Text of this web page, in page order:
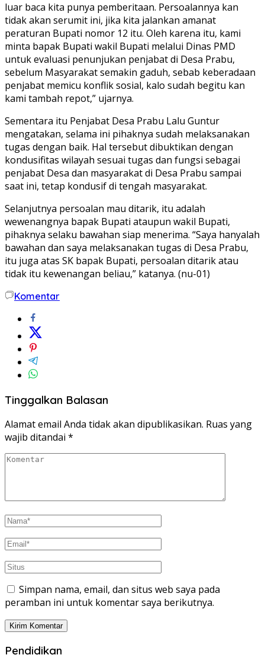
luar baca kita punya pemberitaan. Persoalannya kan
tidak akan serumit ini, jika kita jalankan amanat
peraturan Bupati nomor 12 itu. Oleh karena itu, kami
minta bapak Bupati wakil Bupati melalui Dinas PMD
untuk evaluasi penunjukan penjabat di Desa Prabu,
sebelum Masyarakat semakin gaduh, sebab keberadaan
penjabat memicu konflik sosial, kalo sudah begitu kan
kami tambah repot,” ujarnya.
Sementara itu Penjabat Desa Prabu Lalu Guntur
mengatakan, selama ini pihaknya sudah melaksanakan
tugas dengan baik. Hal tersebut dibuktikan dengan
kondusifitas wilayah sesuai tugas dan fungsi sebagai
penjabat Desa dan masyarakat di Desa Prabu sampai
saat ini, tetap kondusif di tengah masyarakat.
Selanjutnya persoalan mau ditarik, itu adalah
wewenangnya bapak Bupati ataupun wakil Bupati,
pihaknya selaku bawahan siap menerima. “Saya hanyalah
bawahan dan saya melaksanakan tugas di Desa Prabu,
itu juga atas SK bapak Bupati, persoalan ditarik atau
tidak itu kewenangan beliau,” katanya. (nu-01)
Komentar
Tinggalkan Balasan
Alamat email Anda tidak akan dipublikasikan. Ruas yang
wajib ditandai *
Simpan nama, email, dan situs web saya pada
peramban ini untuk komentar saya berikutnya.
Pendidikan